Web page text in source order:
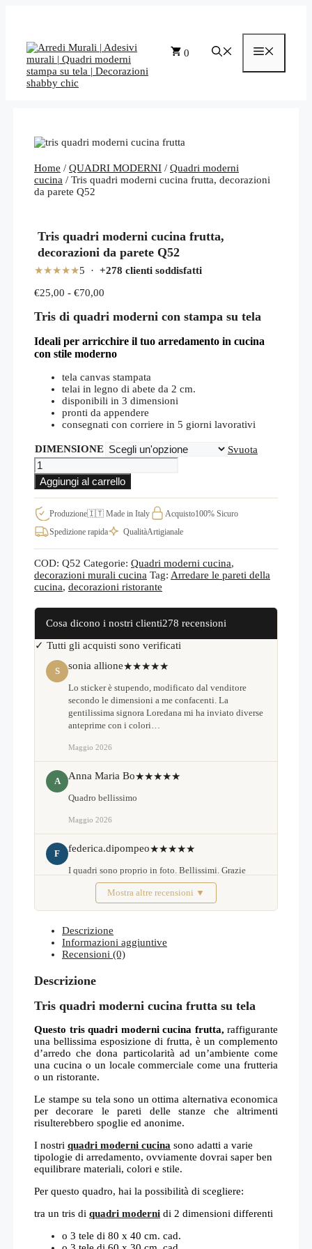
0
Home / QUADRI MODERNI / Quadri moderni
cucina / Tris quadri moderni cucina frutta, decorazioni
da parete Q52
Tris quadri moderni cucina frutta,
decorazioni da parete Q52
★★★★★5 · +278 clienti soddisfatti
€25,00 - €70,00
prezzo:
€25,00
a
Tris di quadri moderni con stampa su tela
Ideali per arricchire il tuo arredamento in cucina
con stile moderno
tela canvas stampata
telai in legno di abete da 2 cm.
disponibili in 3 dimensioni
pronti da appendere
consegnati con corriere in 5 giorni lavorativi
DIMENSIONE
Svuota
Tris
quadri
moderni
cucina
frutta,
decorazioni
da
quantità
Aggiungi al carrello
Produzione🇮🇹 Made in Italy Acquisto100% Sicuro
Spedizione rapida
QualitàArtigianale
COD: Q52 Categorie: Quadri moderni cucina,
decorazioni murali cucina Tag: Arredare le pareti della
cucina, decorazioni ristorante
Cosa dicono i nostri clienti278 recensioni
✓ Tutti gli acquisti sono verificati
S sonia allione★★★★★
Lo sticker è stupendo, modificato dal venditore
secondo le dimensioni a me confacenti. La
gentilissima signora Loredana mi ha inviato diverse
anteprime con i colori…
Maggio 2026
A Anna Maria Bo★★★★★
Quadro bellissimo
Maggio 2026
F federica.dipompeo★★★★★
I quadri sono proprio in foto. Bellissimi. Grazie
Febbraio 2026Mostra altre recensioni ▼
Descrizione
Informazioni aggiuntive
Recensioni (0)
Descrizione
Tris quadri moderni cucina frutta su tela
Questo tris quadri moderni cucina frutta, raffigurante
una bellissima esposizione di frutta, è un complemento
d’arredo che dona particolarità ad un’ambiente come
una cucina o un locale commerciale come una frutteria
o un ristorante.
Le stampe su tela sono un ottima alternativa economica
per decorare le pareti delle stanze che altrimenti
risulterebbero spoglie ed anonime.
I nostri quadri moderni cucina sono adatti a varie
tipologie di arredamento, ovviamente dovrai saper ben
equilibrare materiali, colori e stile.
Per questo quadro, hai la possibilità di scegliere:
tra un tris di quadri moderni di 2 dimensioni differenti
o 3 tele di 80 x 40 cm. cad.